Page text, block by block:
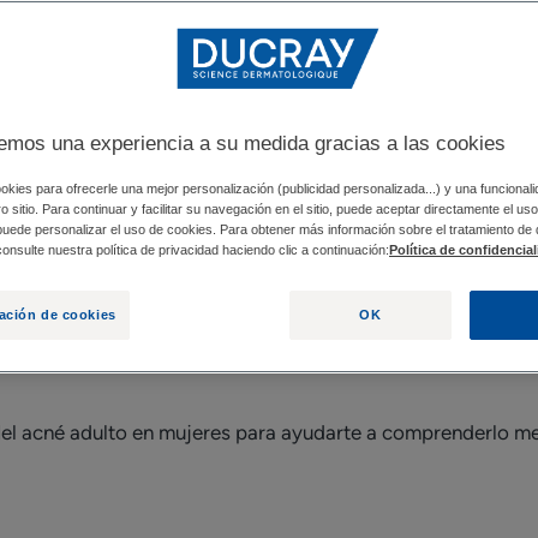
ADULTAS? ¿QUÉ CAUSA EL ACNÉ EN LAS
¿Sabías que el acné adulto puede llegar a
esta afección cutánea, que afecta entre al 12 % y el
.
es mucho más común de lo que crees, pero ¿por qué se
¿Cuáles son los factores desencadenantes específicos
acné adulto en mujeres para ayudarte a comprenderlo
una experiencia a su medida gracias a las cookies
para ofrecerle una mejor personalización (publicidad personalizada...) y una
sitio. Para continuar y facilitar su navegación en el sitio, puede aceptar directamente el
personalizar el uso de cookies. Para obtener más información sobre el tratamiento de
nuestra política de privacidad haciendo clic a continuación:Política de
de cookies OK